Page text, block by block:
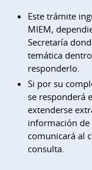
Este trámite
MIEM,
Secretaría
temática
responderlo.
Si por su
se responderá
extenderse
información
comunicará al
consulta.